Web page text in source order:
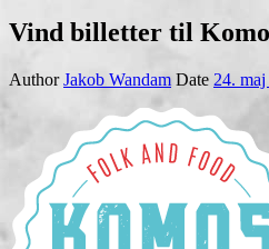
Vind billetter til
AuthorJakob Wandam Date 24.